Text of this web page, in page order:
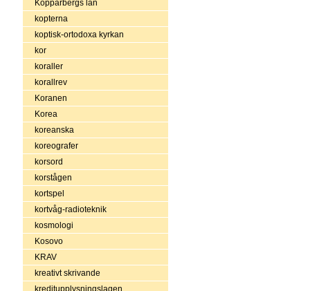
Kopparbergs län
kopterna
koptisk-ortodoxa kyrkan
kor
koraller
korallrev
Koranen
Korea
koreanska
koreografer
korsord
korstågen
kortspel
kortvåg-radioteknik
kosmologi
Kosovo
KRAV
kreativt skrivande
kreditupplysningslagen